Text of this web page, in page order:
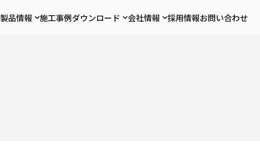
製品情報 施工事例ダウンロード 会社情報 採用情報お問い合わせ